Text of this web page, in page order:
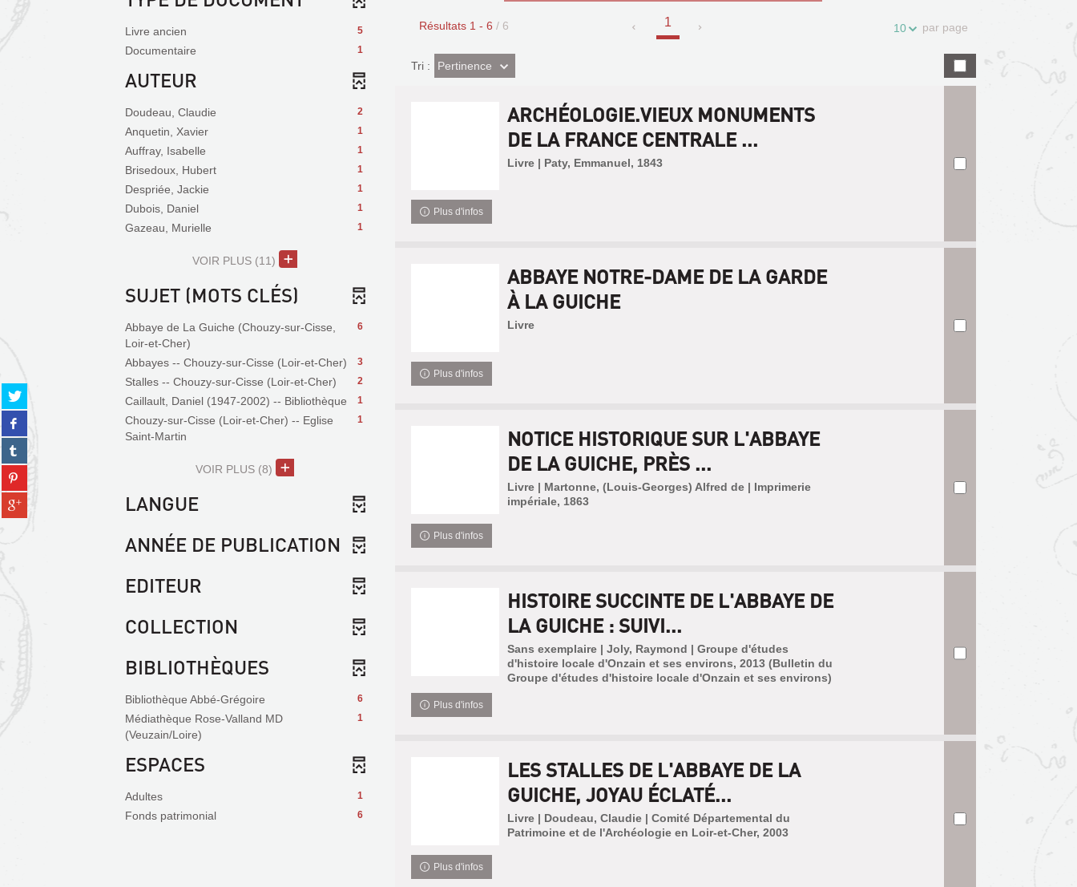
Partager
sur
twitter
(Nouvelle
fenêtre)
Partager
sur
facebook
(Nouvelle
fenêtre)
Partager
sur
tumblr
(Nouvelle
fenêtre)
Partager
sur
pinterest
(Nouvelle
Partager
sur
Résultats 1 - 6 / 6 1 10 par page
Tri :(Effet
imédiat)
Pertinence
ARCHÉOLOGIE.VIEUX MONUMENTS
DE LA FRANCE CENTRALE ...
Livre | Paty, Emmanuel, 1843
Plus d'infos
ABBAYE NOTRE-DAME DE LA GARDE
À LA GUICHE
Livre
Plus d'infos
NOTICE HISTORIQUE SUR L'ABBAYE
DE LA GUICHE, PRÈS ...
Livre | Martonne, (Louis-Georges) Alfred de | Imprimerie
impériale, 1863
Plus d'infos
HISTOIRE SUCCINTE DE L'ABBAYE DE
LA GUICHE : SUIVI...
Sans exemplaire | Joly, Raymond | Groupe d'études
d'histoire locale d'Onzain et ses environs, 2013 (Bulletin du
Groupe d'études d'histoire locale d'Onzain et ses environs)
Plus d'infos
LES STALLES DE L'ABBAYE DE LA
GUICHE, JOYAU ÉCLATÉ...
Livre | Doudeau, Claudie | Comité Départemental du
Patrimoine et de l'Archéologie en Loir-et-Cher, 2003
Plus d'infos
5
Livre ancien
1
Documentaire
AUTEUR
2
Doudeau, Claudie
1
Anquetin, Xavier
1
Auffray, Isabelle
1
Brisedoux, Hubert
1
Despriée, Jackie
1
Dubois, Daniel
1
Gazeau, Murielle
VOIR PLUS (11)
SUJET (MOTS CLÉS)
6
Abbaye de La Guiche (Chouzy-sur-Cisse,
Loir-et-Cher)
3
Abbayes -- Chouzy-sur-Cisse (Loir-et-Cher)
2
Stalles -- Chouzy-sur-Cisse (Loir-et-Cher)
1
Caillault, Daniel (1947-2002) -- Bibliothèque
1
Chouzy-sur-Cisse (Loir-et-Cher) -- Eglise
Saint-Martin
VOIR PLUS (8)
LANGUE
ANNÉE DE PUBLICATION
EDITEUR
COLLECTION
BIBLIOTHÈQUES
6
Bibliothèque Abbé-Grégoire
1
Médiathèque Rose-Valland MD
(Veuzain/Loire)
ESPACES
1
Adultes
6
Fonds patrimonial